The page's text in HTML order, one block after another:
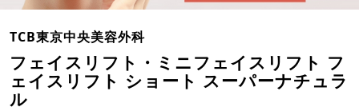
TCB東京中央美容外科
フェイスリフト・ミニフェイスリフト フ
ェイスリフト ショート スーパーナチュラ
ル